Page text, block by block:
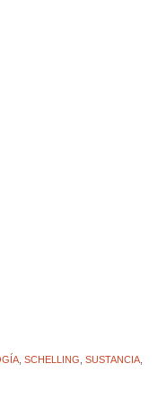
, SCHELLING SUSTANCIA,